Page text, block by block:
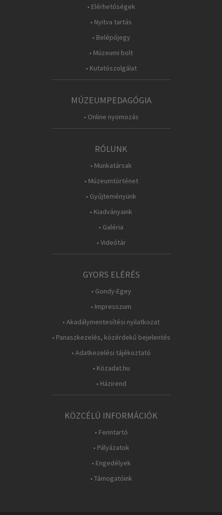
• Elérhetőségek
• Nyitva tartás
• Belépőjegy
• Múzeumi bolt
• Kutatószolgálat
MÚZEUMPEDAGÓGIA
• Online nyomozás
RÓLUNK
• Munkatársak
• Múzeumtörténet
• Gyűjteményünk
• Kiadványaink
• Galéria
• Videótár
GYORS ELÉRÉS
• Gondy-Egey
• Impresszum
• Akadálymentesítési nyilatkozat
• Panaszkezelés, közérdekű bejelentés
• Adatkezelési tájékoztató
• Közadat.hu
• Házirend
KÖZCÉLÚ INFORMÁCIÓK
• Fenntartó
• Pályázatok
• Engedélyek
• Támogatóink